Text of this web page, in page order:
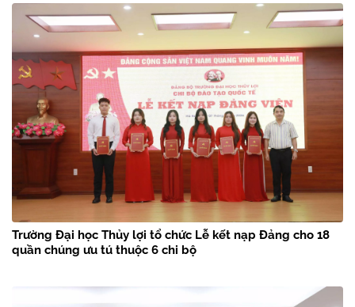
Trường Đại học Thủy lợi tổ chức Lễ kết nạp Đảng cho 18
quần chúng ưu tú thuộc 6 chi bộ